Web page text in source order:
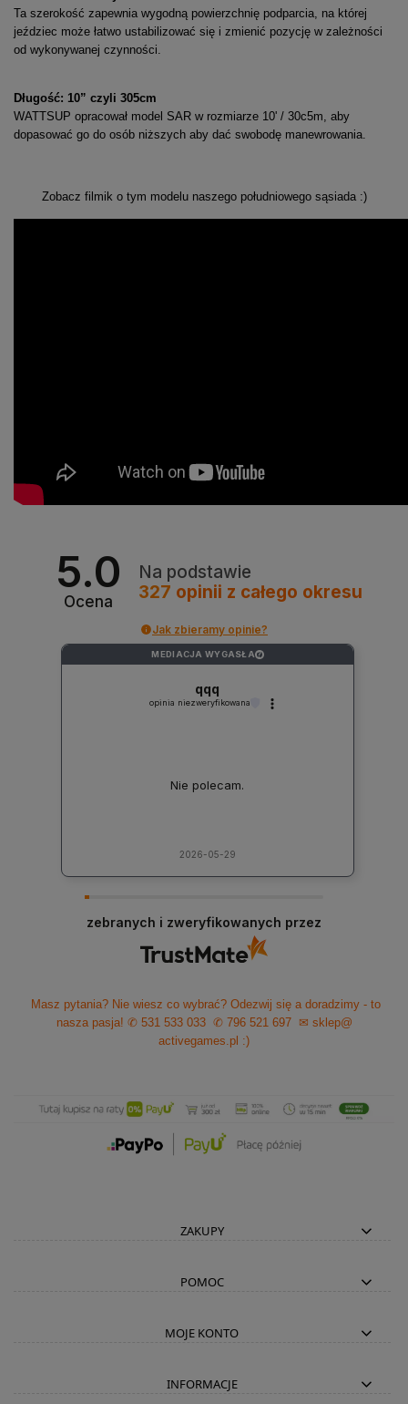
Ta szerokość zapewnia wygodną powierzchnię podparcia, na której
jeździec może łatwo ustabilizować się i zmienić pozycję w zależności
od wykonywanej czynności.
Długość: 10” czyli 305cm
WATTSUP opracował model SAR w rozmiarze 10' / 30c5m, aby
dopasować go do osób niższych aby dać swobodę manewrowania.
Zobacz filmik o tym modelu naszego południowego sąsiada :)
5.0
Ocena
Na podstawie
327 opinii z całego okresu
Jak zbieramy opinie?
MEDIACJA WYGASŁA ?
qqq
opinia niezweryfikowana
Nie polecam.
2026-05-29
zebranych i zweryfikowanych przez
Masz pytania? Nie wiesz co wybrać? Odezwij się a doradzimy - to
nasza pasja! ✆ 531 533 033 ✆ 796 521 697
✉ sklep@
activegames.pl :)
ZAKUPY
POMOC
MOJE KONTO
INFORMACJE